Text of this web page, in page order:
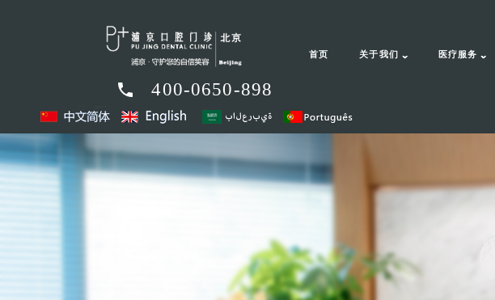
首页 关于我们 医疗服务
400-0650-898